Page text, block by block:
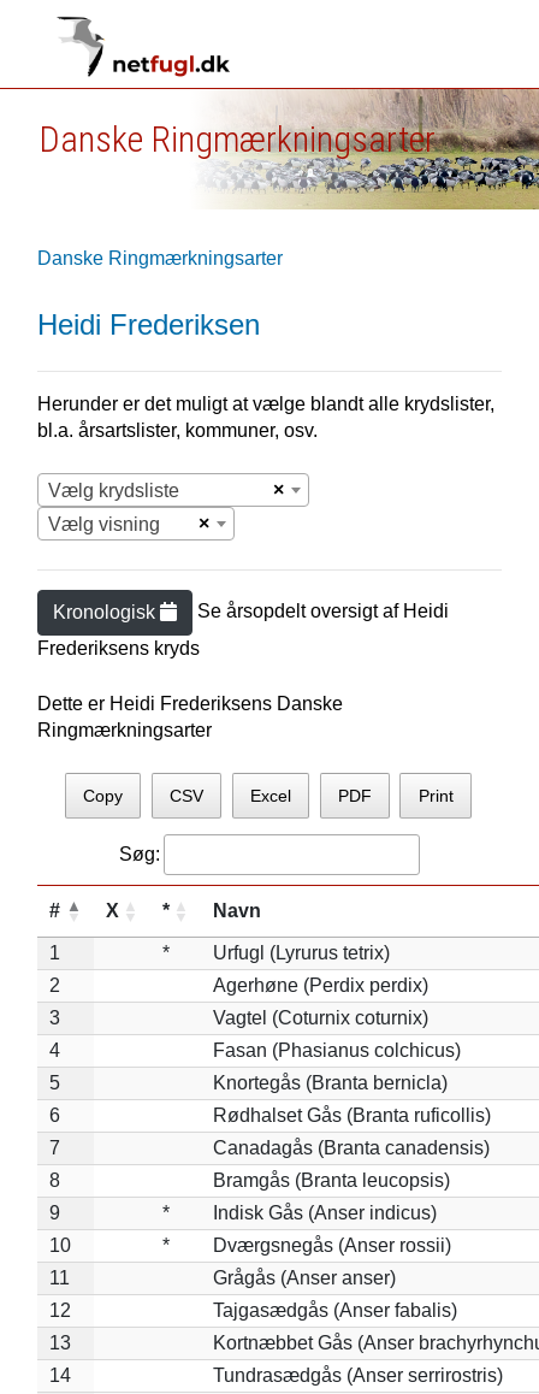
Danske Ringmærkningsarter
Danske Ringmærkningsarter
Heidi Frederiksen
Herunder er det muligt at vælge blandt alle krydslister,
bl.a. årsartslister, kommuner, osv.
×
Vælg krydsliste
×
Vælg visning
Kronologisk Se årsopdelt oversigt af Heidi
Frederiksens kryds
Dette er Heidi Frederiksens Danske
Ringmærkningsarter
Copy CSV Excel PDF Print
Søg:
# X * Navn
1 *
Urfugl (Lyrurus tetrix)
2
Agerhøne (Perdix perdix)
3
Vagtel (Coturnix coturnix)
4
Fasan (Phasianus colchicus)
5
Knortegås (Branta bernicla)
6
Rødhalset Gås (Branta ruficollis)
7
Canadagås (Branta canadensis)
8
Bramgås (Branta leucopsis)
9
*
Indisk Gås (Anser indicus)
10
*
Dværgsnegås (Anser rossii)
11
Grågås (Anser anser)
12
Tajgasædgås (Anser fabalis)
13
Kortnæbbet Gås (Anser
14
Tundrasædgås (Anser serrirostris)